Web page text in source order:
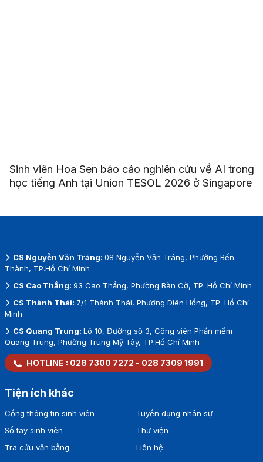
Sinh viên Hoa Sen báo cáo nghiên cứu về AI trong
học tiếng Anh tại Union TESOL 2026 ở Singapore
CS Nguyễn Văn Tráng: 08 Nguyễn Văn Tráng, Phường Bến
Thành, TP.Hồ Chí Minh
CS Cao Thắng: 93 Cao Thắng, Phường Bàn Cờ, TP. Hồ Chí Minh
CS Thành Thái: 7/1 Thành Thái, Phường Diên Hồng, TP. Hồ Chí
Minh
CS Quang Trung: Lô 10, Đường số 3, Công viên Phần mềm
Quang Trung, Phường Trung Mỹ Tây, TP.Hồ Chí Minh
HOTLINE : 028 7300 7272 - 028 7309 1991
Tiện ích khác
Cổng thông tin sinh viên
Sổ tay sinh viên
Tra cứu văn bằng
Tuyển dụng nhân sự
Thư viện
Liên hệ